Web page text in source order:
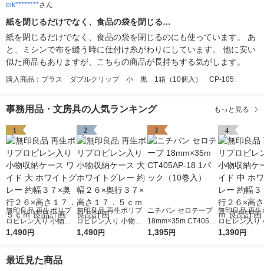
eik********さん
紙を閉じるだけでなく、食品の袋を閉じる…
紙を閉じるだけでなく、食品の袋を閉じるのにも使っています。 あ
と、ミシンで布を縫う時に仕付け糸がわりにしています。 他に安い
似た商品もありますが、こちらの商品が長持ちする気がします。
購入商品：プラス ダブルクリップ 小 黒 1箱（10個入） CP-105
事務用品・文房具の人気ランキング もっと見る
1
無印良品 再生ポリプ
ロピレン入り 小物収
納ケース ワイド 大 ホ
７．５ｃｍ 良品計画
1,490円
2
無印良品 再生ポリプ
ロピレン入り 小物収
納ケース 大 ホワイト
1,490円
3
ニチバン セロテープ
18mm×35m CT405A
P-18 1パック（10巻
1,395円
4
無印良品 再生
ロピレン入り
納ケース ワイ
1,390円
最近見た商品